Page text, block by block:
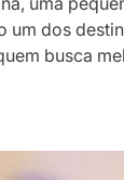
um dos
busca